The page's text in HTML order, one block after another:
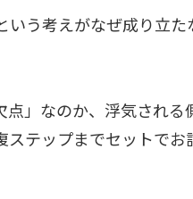
いう考えがなぜ成り立た
」なのか、浮気される
テップまでセットでお